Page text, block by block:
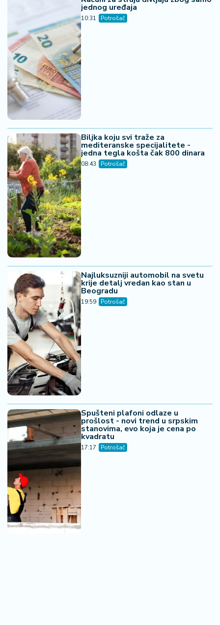
23. 07. 2026 12:47
Letnje večeri u gradu više nisu rezervisane za vikend:
Zašto sve više ljudi bira večeru koja se spontano
pretvori u druženje
03. 08. 2026 07:31
25.000 kupaca već kupuje uz PerSu Extra. A ti? Saznaj
više
20. 07. 2026 08:04
REGISTRUJ SE UZ PROMO KOD CASINO Preuzmi
1500 BESPLATNIH SPINOVA
06. 08. 2026 07:08